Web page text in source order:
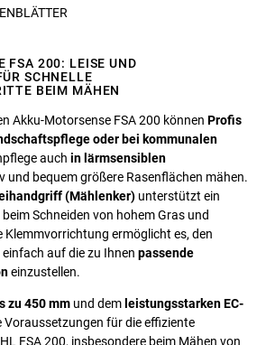
FSA 200: LEISE UND
SCHNELLE
BEIM MÄHEN
Akku-Motorsense FSA 200 können Profis
oder bei kommunalen
auch in lärmsensiblen
und bequem größere Rasenflächen mähen.
(Mählenker) unterstützt ein
Schneiden von hohem Gras und
Klemmvorrichtung ermöglicht es, den
auf die zu Ihnen passende
einzustellen.
zu 450 mm und dem leistungsstarken EC-
Voraussetzungen für die effiziente
FSA 200, insbesondere beim Mähen von